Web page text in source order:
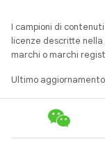
I campioni di
licenze descritte nella
marchi o marchi
Ultimo